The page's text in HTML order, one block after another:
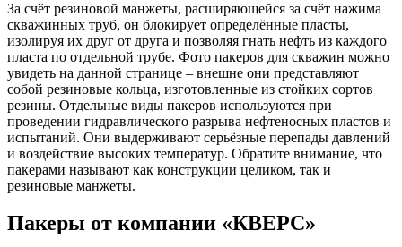
За счёт резиновой манжеты, расширяющейся за счёт нажима
скважинных труб, он блокирует определённые пласты,
изолируя их друг от друга и позволяя гнать нефть из каждого
пласта по отдельной трубе. Фото пакеров для скважин можно
увидеть на данной странице – внешне они представляют
собой резиновые кольца, изготовленные из стойких сортов
резины. Отдельные виды пакеров используются при
проведении гидравлического разрыва нефтеносных пластов и
испытаний. Они выдерживают серьёзные перепады давлений
и воздействие высоких температур. Обратите внимание, что
пакерами называют как конструкции целиком, так и
резиновые манжеты.
Пакеры от компании «КВЕРС»